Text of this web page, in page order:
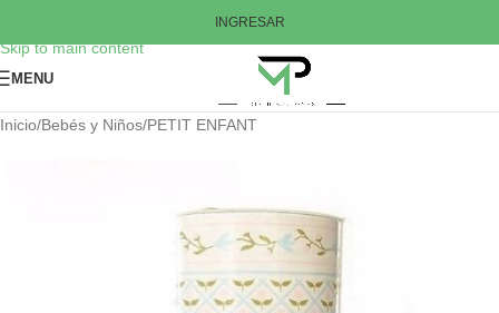
Skip to main content
INGRESAR
MENU
Inicio/Bebés y Niños/PETIT ENFANT